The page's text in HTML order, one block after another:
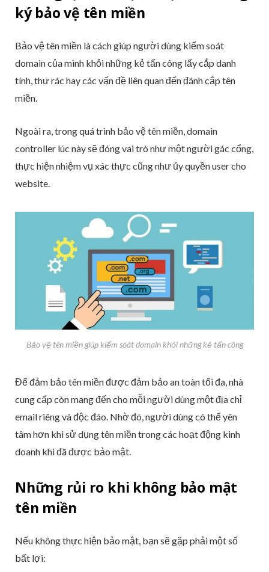
ký bảo vệ tên miền
Bảo vệ tên miền là cách giúp người dùng kiểm soát
domain của mình khỏi những kẻ tấn công lấy cắp danh
tính, thư rác hay các vấn đề liên quan đến đánh cắp tên
miền.
Ngoài ra, trong quá trình bảo vệ tên miền, domain
controller lúc này sẽ đóng vai trò như một người gác cổng,
thực hiện nhiệm vụ xác thực cũng như ủy quyền user cho
website.
Bảo vệ tên miền giúp kiểm soát domain khỏi những kẻ tấn công
Để đảm bảo tên miền được đảm bảo an toàn tối đa, nhà
cung cấp còn mang đến cho mỗi người dùng một địa chỉ
email riêng và độc đáo. Nhờ đó, người dùng có thể yên
tâm hơn khi sử dụng tên miền trong các hoạt động kinh
doanh khi đã được bảo mật.
Những rủi ro khi không bảo mật
tên miền
Nếu không thực hiện bảo mật, bạn sẽ gặp phải một số
bất lợi: